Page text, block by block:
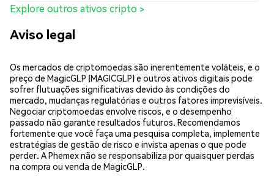
Explore outros ativos cripto >
Aviso legal
Os mercados de criptomoedas são inerentemente voláteis, e o
preço de MagicGLP (MAGICGLP) e outros ativos digitais pode
sofrer flutuações significativas devido às condições do
mercado, mudanças regulatórias e outros fatores imprevisíveis.
Negociar criptomoedas envolve riscos, e o desempenho
passado não garante resultados futuros. Recomendamos
fortemente que você faça uma pesquisa completa, implemente
estratégias de gestão de risco e invista apenas o que pode
perder. A Phemex não se responsabiliza por quaisquer perdas
na compra ou venda de MagicGLP.